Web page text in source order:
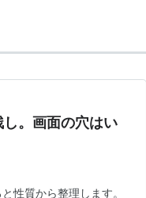
。画面の穴はい
性質から整理します。